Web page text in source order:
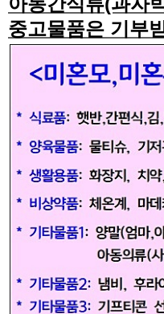
중고물품은 기부